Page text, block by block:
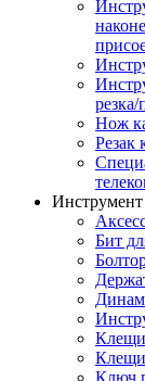
Нож
Резак
Бит
Клещи
Ключ